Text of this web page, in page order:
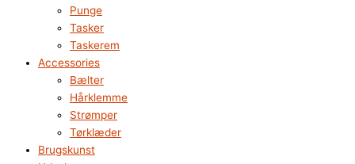
Punge
Tasker
Taskerem
Accessories
Bælter
Hårklemme
Strømper
Tørklæder
Brugskunst